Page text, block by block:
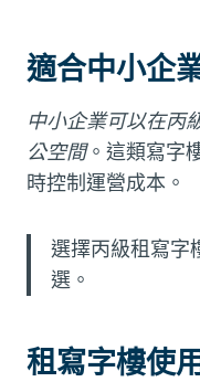
適合中小企
中小企業可以在丙
公空間。這類寫字
時控制運營成本。
選擇丙級租寫字
選。
租寫字樓使